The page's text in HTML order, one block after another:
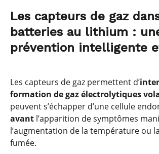
Les capteurs de gaz
batteries au lithium :
prévention intelligente
Les capteurs de gaz permettent d’
formation de gaz électrolytiques
peuvent s’échapper d’une cellule
avant l’apparition de symptômes
l’augmentation de la température ou
fumée.